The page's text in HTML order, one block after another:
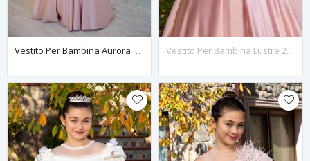
Vestito Per Bambina Aurora 2-6 Anni 20124 Polvere Vestito Per Bambina Lustre 2-6 Anni 20085 Polvere